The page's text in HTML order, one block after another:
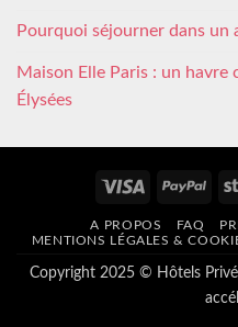
Pourquoi séjourner dans un
Maison Elle Paris : un havre
Élysées
Visa
A PROPOS FAQ
MENTIONS LÉGALES &
Copyright 2025 © Hôtels